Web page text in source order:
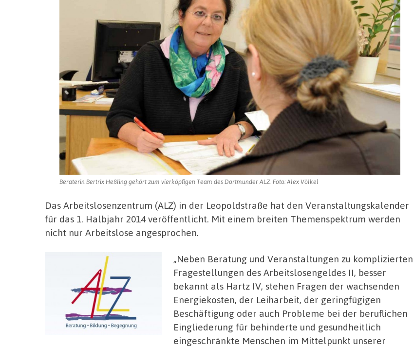
Beraterin Bertrix Heßling gehört zum vierköpfigen Team des Dortmunder ALZ. Foto: Alex Völkel
Das Arbeitslosenzentrum (ALZ) in der Leopoldstraße hat den Veranstaltungskalender
für das 1. Halbjahr 2014 veröffentlicht. Mit einem breiten Themenspektrum werden
nicht nur Arbeitslose angesprochen.
„Neben Beratung und Veranstaltungen zu komplizierten
Fragestellungen des Arbeitslosengeldes II, besser
bekannt als Hartz IV, stehen Fragen der wachsenden
Energiekosten, der Leiharbeit, der geringfügigen
Beschäftigung oder auch Probleme bei der beruflichen
Eingliederung für behinderte und gesundheitlich
eingeschränkte Menschen im Mittelpunkt unserer